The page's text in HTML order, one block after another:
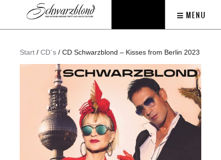
MENU
Start / CD´s / CD Schwarzblond – Kisses from Berlin 2023